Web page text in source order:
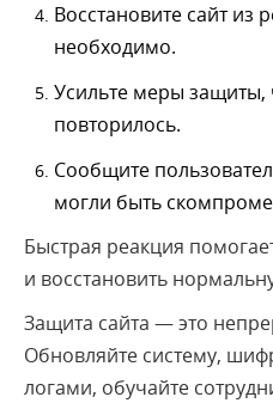
Восстановите сайт из
необходимо.
Усильте меры
повторилось.
Сообщите
могли быть
Быстрая реакция
и восстановить
Защита сайта — это
Обновляйте систему,
логами, обучайте